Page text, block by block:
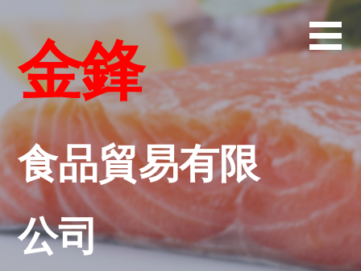
to
content
金鋒
食品貿易有限
公司